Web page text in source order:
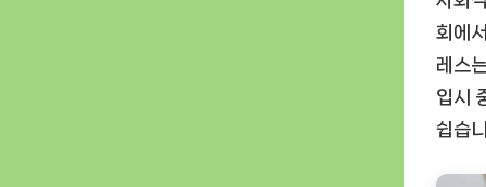
회에
레스
입시
쉽습